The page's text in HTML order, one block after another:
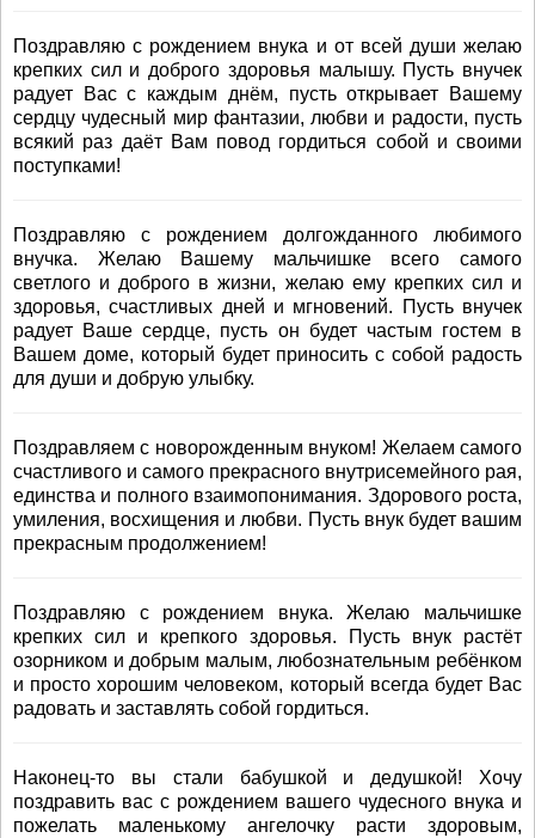
Поздравляю с рождением внука и от всей души желаю
крепких сил и доброго здоровья малышу. Пусть внучек
радует Вас с каждым днём, пусть открывает Вашему
сердцу чудесный мир фантазии, любви и радости, пусть
всякий раз даёт Вам повод гордиться собой и своими
поступками!
Поздравляю с рождением долгожданного любимого
внучка. Желаю Вашему мальчишке всего самого
светлого и доброго в жизни, желаю ему крепких сил и
здоровья, счастливых дней и мгновений. Пусть внучек
радует Ваше сердце, пусть он будет частым гостем в
Вашем доме, который будет приносить с собой радость
для души и добрую улыбку.
Поздравляем с новорожденным внуком! Желаем самого
счастливого и самого прекрасного внутрисемейного рая,
единства и полного взаимопонимания. Здорового роста,
умиления, восхищения и любви. Пусть внук будет вашим
прекрасным продолжением!
Поздравляю с рождением внука. Желаю мальчишке
крепких сил и крепкого здоровья. Пусть внук растёт
озорником и добрым малым, любознательным ребёнком
и просто хорошим человеком, который всегда будет Вас
радовать и заставлять собой гордиться.
Наконец-то вы стали бабушкой и дедушкой! Хочу
поздравить вас с рождением вашего чудесного внука и
пожелать маленькому ангелочку расти здоровым,